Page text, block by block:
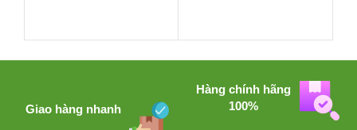
- Lỗ thoát nước
dể dàng vệ sinh
- Lỗ thoát nước
dể dàng vệ sinh
Giao hàng nhanh
Hàng chính hãng
100%